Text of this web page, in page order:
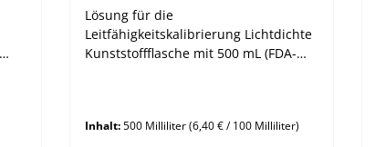
Lösung für die
Leitfähigkeitskalibrierung Lichtdichte
Kunststoffflasche mit 500 mL (FDA-
Inhalt:500 Milliliter(6,40 € / 100 Milliliter)